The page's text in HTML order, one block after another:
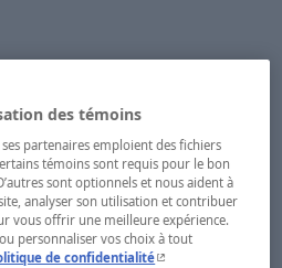
des témoins
partenaires emploient des fichiers
témoins sont requis pour le bon
sont optionnels et nous aident à
analyser son utilisation et contribuer
vous offrir une meilleure expérience.
personnaliser vos choix à tout
de confidentialité- Cet hyperlien